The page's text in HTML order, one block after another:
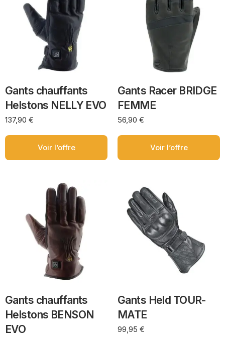
Gants chauffants
Helstons NELLY EVO
137,90 €
Voir l’offre
Gants Racer BRIDGE
FEMME
56,90 €
Voir l’offre
Gants chauffants
Helstons BENSON
EVO
Gants Held TOUR-
MATE
99,95 €